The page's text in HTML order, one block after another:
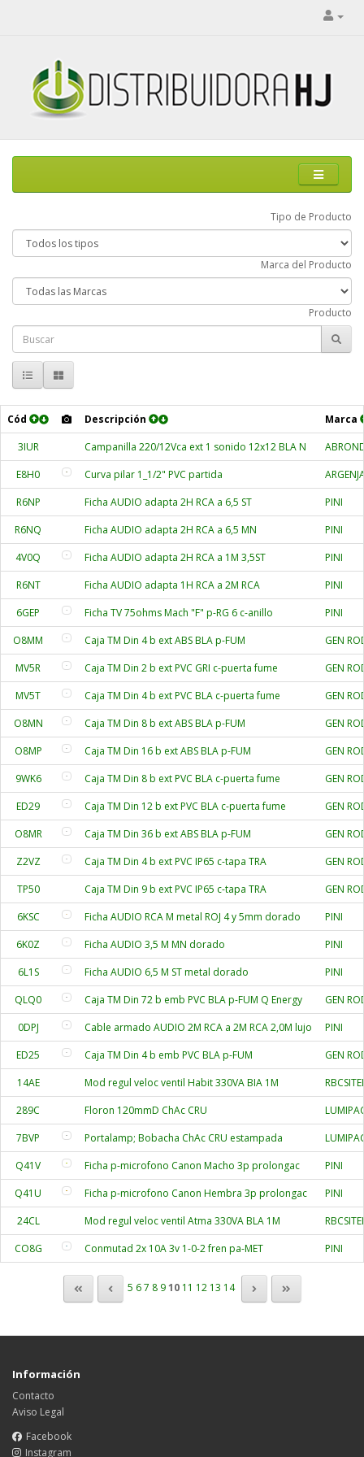
Tipo de Producto
Marca del Producto
Producto
Cód Descripción
Marca
3IUR
Campanilla 220/12Vca ext 1 sonido 12x12 BLA N
E8H0
Curva pilar 1_1/2" PVC partida
R6NP
Ficha AUDIO adapta 2H RCA a 6,5 ST
PINI
R6NQ
Ficha AUDIO adapta 2H RCA a 6,5 MN
PINI
4V0Q
Ficha AUDIO adapta 2H RCA a 1M 3,5ST
PINI
R6NT
Ficha AUDIO adapta 1H RCA a 2M RCA
PINI
6GEP
Ficha TV 75ohms Mach "F" p-RG 6 c-anillo
PINI
O8MM
Caja TM Din 4 b ext ABS BLA p-FUM
GEN
MV5R
Caja TM Din 2 b ext PVC GRI c-puerta fume
GEN
MV5T
Caja TM Din 4 b ext PVC BLA c-puerta fume
GEN
O8MN
Caja TM Din 8 b ext ABS BLA p-FUM
GEN
O8MP
Caja TM Din 16 b ext ABS BLA p-FUM
GEN
9WK6
Caja TM Din 8 b ext PVC BLA c-puerta fume
GEN
ED29
Caja TM Din 12 b ext PVC BLA c-puerta fume
GEN
O8MR
Caja TM Din 36 b ext ABS BLA p-FUM
GEN
Z2VZ
Caja TM Din 4 b ext PVC IP65 c-tapa TRA
GEN
TP50
Caja TM Din 9 b ext PVC IP65 c-tapa TRA
GEN
6KSC
Ficha AUDIO RCA M metal ROJ 4 y 5mm dorado
PINI
6K0Z
Ficha AUDIO 3,5 M MN dorado
PINI
6L1S
Ficha AUDIO 6,5 M ST metal dorado
PINI
QLQ0
Caja TM Din 72 b emb PVC BLA p-FUM Q Energy
GEN
0DPJ
Cable armado AUDIO 2M RCA a 2M RCA 2,0M lujo
PINI
ED25
Caja TM Din 4 b emb PVC BLA p-FUM
GEN
14AE
Mod regul veloc ventil Habit 330VA BIA 1M
289C
Floron 120mmD ChAc CRU
7BVP
Portalamp; Bobacha ChAc CRU estampada
Q41V
Ficha p-microfono Canon Macho 3p prolongac
PINI
Q41U
Ficha p-microfono Canon Hembra 3p prolongac
PINI
24CL
Mod regul veloc ventil Atma 330VA BLA 1M
CO8G
Conmutad 2x 10A 3v 1-0-2 fren pa-MET PINI
5 6 7 8 9 10 11 12 13 14
Información
Contacto
Aviso Legal
Facebook
Instagram